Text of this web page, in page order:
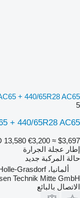
+ 440/65R28 AC65
5
+ 440/65R28 AC65
13,580 €3,200 ≈ $3,697
إطار عجلة الجرارة
حالة المركبة جديد
ألمانيا، Holle-Grasdorf
Technik Mitte GmbH
الاتصال بالبائع